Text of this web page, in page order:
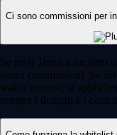
Ci sono commissioni per
Se invii Tezos a un altro
senza commissioni. Se
wallet esterno, si
sempre i dettagli e i costi